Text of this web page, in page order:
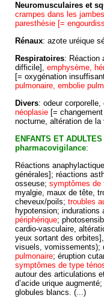
Neuromusculaires et
crampes dans les
paresthésie [=
Rénaux: azote uréique
Respiratoires: Réaction
difficile], emphysème,
[= oxygénation
pulmonaire, embolie
Divers: odeur corporelle,
néoplasie[= changement
nocturne, altération de la
ENFANTS ET ADULTES
pharmacovigilance:
Réactions
générales]; réactions
osseuse; symptômes
myalgie, maux de tête,
cheveux/poils; troubles
hypotension; indurations
périphérique;
cardio-vasculaire,
yeux sortant des
visuels, vomissements);
pulmonaire; éruption
symptômes de type
autour des articulations
d’acide urique
globules blancs. (...)